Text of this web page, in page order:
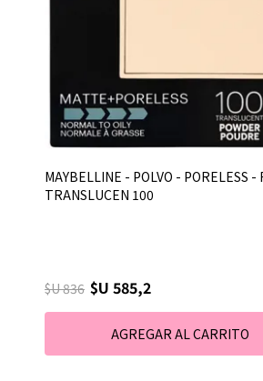
MAYBELLINE - POLVO - PORELESS -
TRANSLUCEN 100
$U 836 $U 585,2